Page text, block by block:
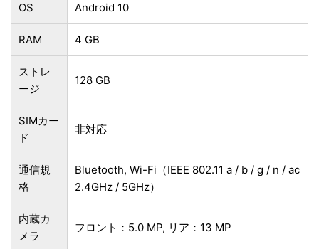
OS Android 10
RAM 4 GB
ストレ
ージ
128 GB
SIMカー
ド
非対応
通信規
格
Bluetooth, Wi-Fi（IEEE 802.11 a / b / g / n / ac
2.4GHz / 5GHz）
内蔵カ
メラ
フロント：5.0 MP, リア：13 MP